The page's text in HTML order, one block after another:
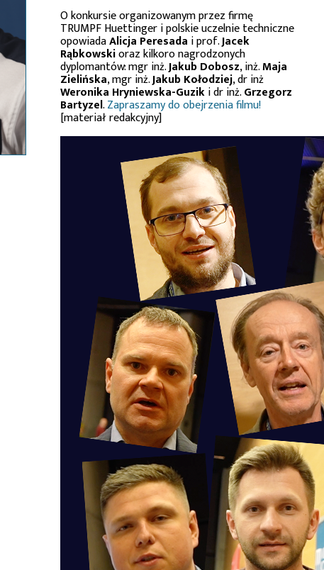
O konkursie organizowanym przez firmę
TRUMPF Huettinger i polskie uczelnie techniczne
opowiadaAlicja Peresada i prof.Jacek
Rąbkowskioraz kilkoro nagrodzonych
dyplomantów: mgr inż.Jakub Dobosz, inż.Maja
Zielińska, mgr inż.Jakub Kołodziej, dr inż
Weronika Hryniewska-Guziki dr inż.Grzegorz
Bartyzel.Zapraszamy do obejrzenia filmu!
[materiał redakcyjny]